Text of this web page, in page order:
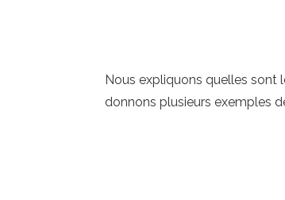
Nous expliquons quelles sont
donnons plusieurs exemples